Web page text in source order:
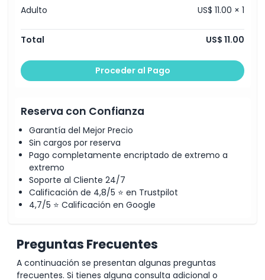
Adulto
US$ 11.00 × 1
Total US$ 11.00
Proceder al Pago
Reserva con Confianza
Garantía del Mejor Precio
Sin cargos por reserva
Pago completamente encriptado de extremo a
extremo
Soporte al Cliente 24/7
Calificación de 4,8/5 ⭐ en Trustpilot
4,7/5 ⭐ Calificación en Google
Preguntas Frecuentes
A continuación se presentan algunas preguntas
frecuentes. Si tienes alguna consulta adicional o